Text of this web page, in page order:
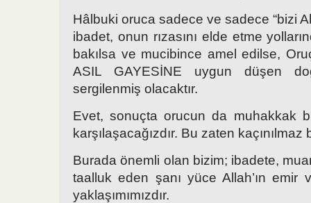
Hâlbuki oruca sadece ve sadece “bizi
ibadet, onun rızasını elde etme
bakılsa ve mucibince amel edilse,
ASIL GAYESİNE uygun düşen
sergilenmiş olacaktır.
Evet, sonuçta orucun da muhakkak
karşılaşacağızdır. Bu zaten kaçınılmaz
Burada önemli olan bizim; ibadete,
taalluk eden şanı yüce Allah’ın emir
yaklaşımımızdır.